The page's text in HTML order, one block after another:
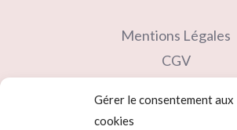
Gérer le consentement aux
cookies
Mentions Légales
CGV
Partenaires